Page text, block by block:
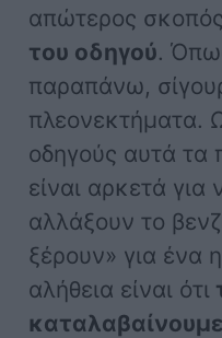
απώτερος σκοπός
του οδηγού.
παραπάνω,
πλεονεκτήματα.
οδηγούς αυτά τα
είναι αρκετά
αλλάξουν το
ξέρουν» για ένα
αλήθεια είναι ότι